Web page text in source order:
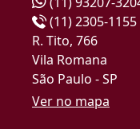
(11) 2305-1155
R. Tito, 766
Vila Romana
São Paulo - SP
Ver no mapa